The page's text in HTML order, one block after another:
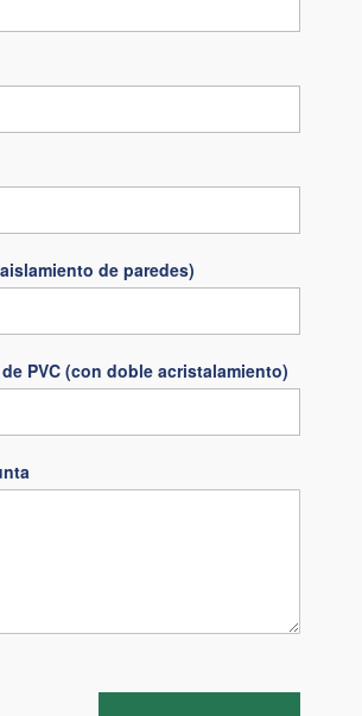
de paredes)
PVC (con doble acristalamiento)